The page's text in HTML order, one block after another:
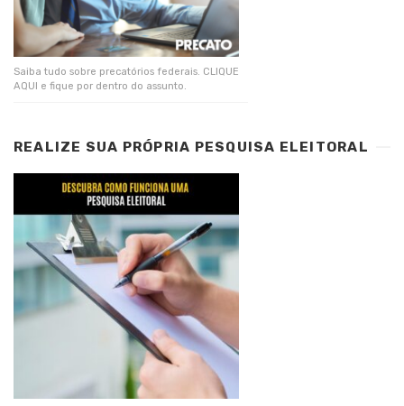
Saiba tudo sobre precatórios federais. CLIQUE
AQUI e fique por dentro do assunto.
REALIZE SUA PRÓPRIA PESQUISA ELEITORAL